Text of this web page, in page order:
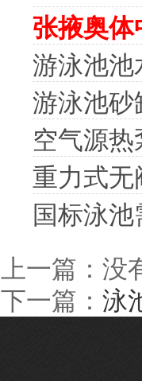
张掖奥体
游泳池池
游泳池砂
空气源
重力式无
国标泳
上一篇：没
下一篇： 泳